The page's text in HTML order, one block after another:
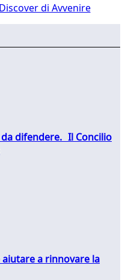
di Avvenire
difendere. Il Concilio
aiutare a rinnovare la